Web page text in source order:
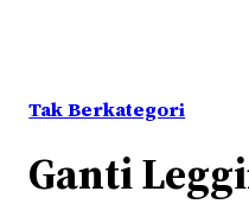
Tak Berkategori
Ganti